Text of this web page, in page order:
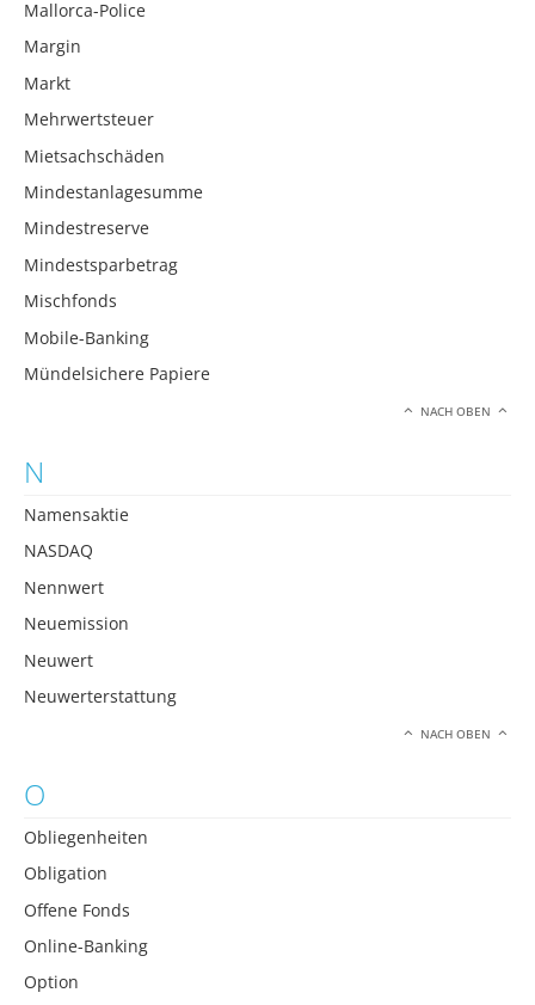
Mallorca-Police
Margin
Markt
Mehrwertsteuer
Mietsachschäden
Mindestanlagesumme
Mindestreserve
Mindestsparbetrag
Mischfonds
Mobile-Banking
Mündelsichere Papiere
NACH OBEN
N
Namensaktie
NASDAQ
Nennwert
Neuemission
Neuwert
Neuwerterstattung
NACH OBEN
O
Obliegenheiten
Obligation
Offene Fonds
Online-Banking
Option